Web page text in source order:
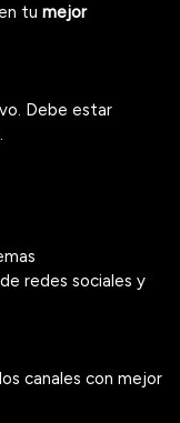
tu mejor
Debe estar
.
redes sociales y
canales con mejor